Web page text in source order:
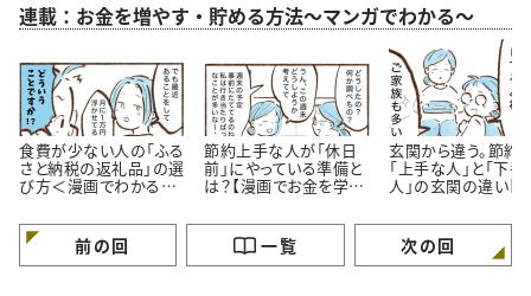
連載：お金を増やす・貯める方法～マンガでわかる～
食費が少ない人の「ふる
さと納税の返礼品」の選
び方＜漫画でわかるお
節約上手な人が「休日
前」にやっている準備と
は？【漫画でお金を学
玄関から違う。節約
「上手な人」と「下
人」の玄関の違い【
前の回 一覧 次の回